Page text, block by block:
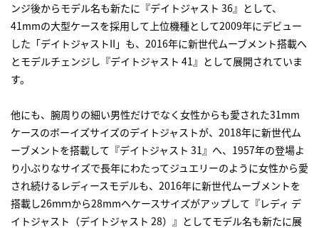
ンジ後からモデル名も新たに『デイトジャスト 36』として、
41mmの大型ケースを採用して上位機種として2009年にデビュー
した「デイトジャストII」も、2016年に新世代ムーブメント搭載へ
とモデルチェンジし『デイトジャスト 41』として展開されていま
す。
他にも、腕周りの細い男性だけでなく女性からも愛された31mm
ケースのボーイズサイズのデイトジャストが、2018年に新世代ム
ーブメントを搭載して『デイトジャスト 31』へ、1957年の登場よ
り小ぶりなサイズで長年にわたってジュエリーのように女性から愛
され続けるレディースモデルも、2016年に新世代ムーブメントを
搭載し26mｍから28mmへケースサイズがアップして『レディ デ
イトジャスト（デイトジャスト 28）』としてモデル名も新たに展